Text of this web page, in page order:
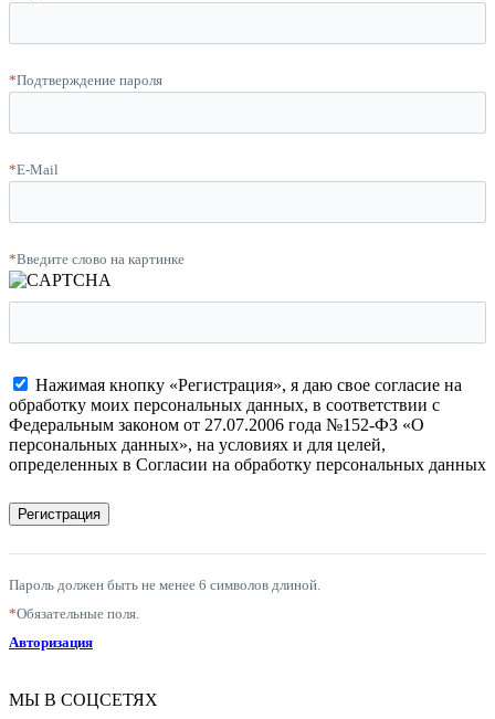
*Подтверждение пароля
*E-Mail
*Введите слово на картинке
Нажимая кнопку «Регистрация», я даю свое согласие на
обработку моих персональных данных, в соответствии с
Федеральным законом от 27.07.2006 года №152-ФЗ «О
персональных данных», на условиях и для целей,
определенных в Согласии на обработку персональных данных
Пароль должен быть не менее 6 символов длиной.
*Обязательные поля.
Авторизация
МЫ В СОЦСЕТЯХ